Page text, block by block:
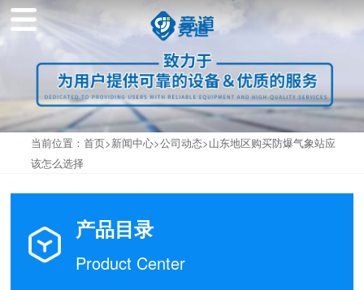
当前位置： 首页>新闻中心>公司动态>山东地区购买防爆气象站应
该怎么选择
产品目录
Product Center